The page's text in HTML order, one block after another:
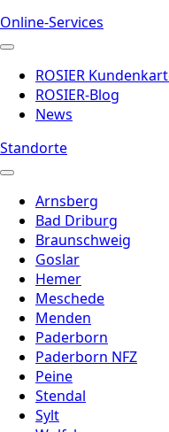
Online-Services
ROSIER
ROSIER-Blog
News
Standorte
Arnsberg
Bad Driburg
Braunschweig
Goslar
Hemer
Meschede
Menden
Paderborn
Paderborn NFZ
Peine
Stendal
Sylt